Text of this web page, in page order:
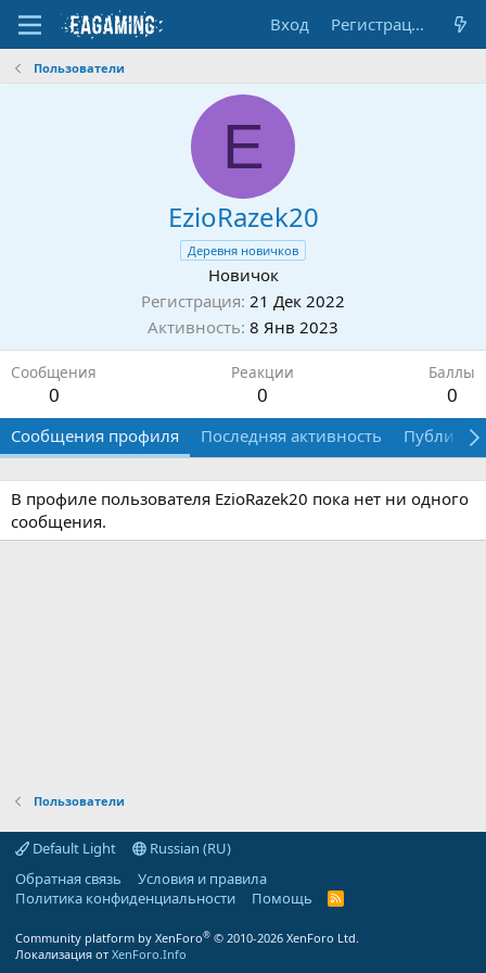
Вход Регистрация
Пользователи
E
EzioRazek20
Деревня новичков
Новичок
Регистрация 21 Дек 2022
Активность 8 Янв 2023
Сообщения
0
Реакции
0
Баллы
0
Сообщения профиля Последняя активность
В профиле пользователя EzioRazek20 пока нет ни одного
сообщения.
Пользователи
Default Light
Russian (RU)
Обратная связь
Условия и правила
Политика конфиденциальности
Помощь
R
Community platform by XenForo® © 2010-2026 XenForo Ltd.
Локализация от XenForo.Info